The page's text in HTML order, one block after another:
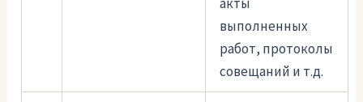
выполненных
работ, протоколы
совещаний и т.д.